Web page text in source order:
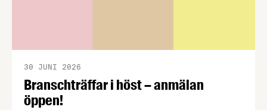
Branschträffar i höst – anmälan
öppen!
30 JUNI 2026